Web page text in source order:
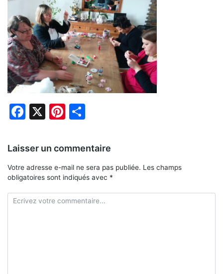
Facebook
X Pinterest
Laisser un commentaire
Votre adresse e-mail ne sera pas publiée. Les champs
obligatoires sont indiqués avec *